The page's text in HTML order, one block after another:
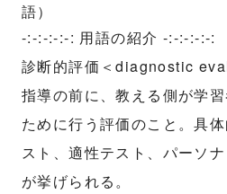
語
-:-:-:-:-: 用語の紹介 -:-:-:-:-:
診断的評価＜diagnostic
指導の前に、教える側が学
ために行う評価のこと。具
スト、適性テスト、パーソ
が挙げられる。